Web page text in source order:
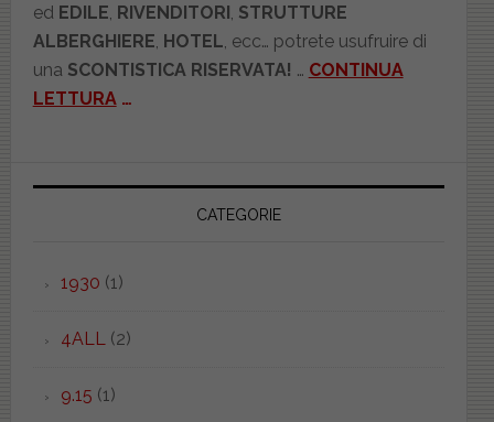
ed EDILE, RIVENDITORI, STRUTTURE
ALBERGHIERE, HOTEL, ecc… potrete usufruire di
una SCONTISTICA RISERVATA! … CONTINUA
LETTURA…
CATEGORIE
1930 (1)
4ALL(2)
9.15 (1)